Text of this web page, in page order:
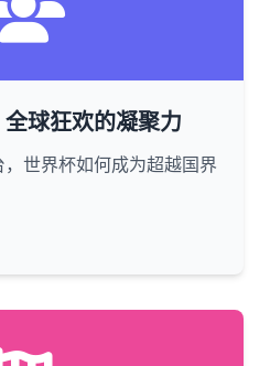
球狂欢的凝聚力
世界杯如何成为超越国界